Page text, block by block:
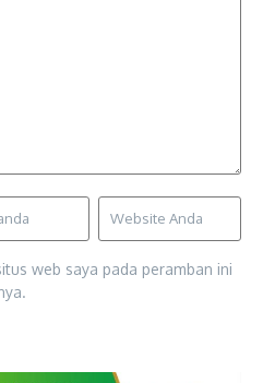
web saya pada peramban ini